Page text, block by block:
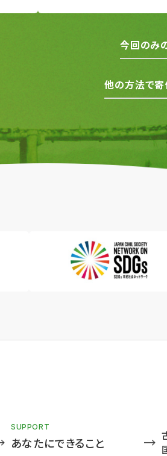
今回のみ
他の方法で寄
SUPPORT
あなたにできること